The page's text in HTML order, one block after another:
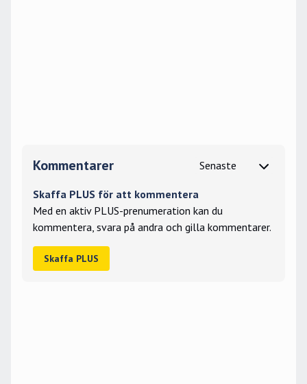
Kommentarer
Skaffa PLUS för att kommentera
Med en aktiv PLUS-prenumeration kan du
kommentera, svara på andra och gilla kommentarer.
Skaffa PLUS